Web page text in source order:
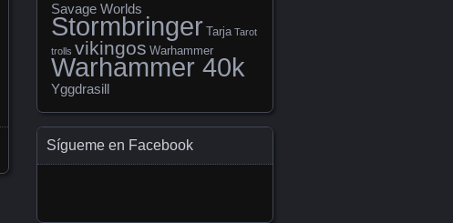
Savage Worlds
Stormbringer Tarja Tarot
trolls vikingos Warhammer
Warhammer 40k
Yggdrasill
Sígueme en Facebook